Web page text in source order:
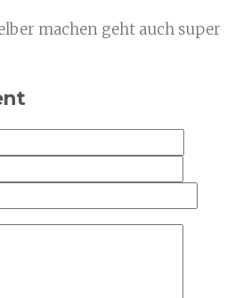
machen geht auch super